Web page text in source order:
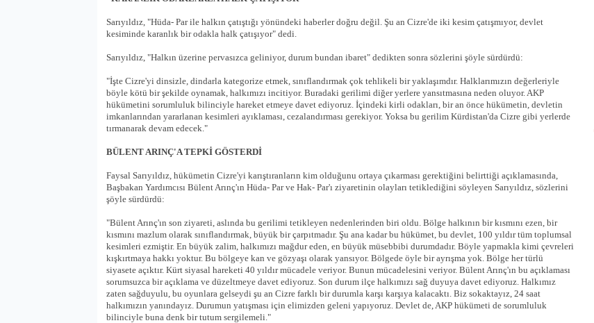
Sarıyıldız, "Hüda- Par ile halkın çatıştığı yönündeki haberler doğru değil. Şu an Cizre'de iki kesim çatışmıyor, devlet
kesiminde karanlık bir odakla halk çatışıyor" dedi.
Sarıyıldız, "Halkın üzerine pervasızca geliniyor, durum bundan ibaret" dedikten sonra sözlerini şöyle sürdürdü:
"İşte Cizre'yi dinsizle, dindarla kategorize etmek, sınıflandırmak çok tehlikeli bir yaklaşımdır. Halklarımızın değerleriyle
böyle kötü bir şekilde oynamak, halkımızı incitiyor. Buradaki gerilimi diğer yerlere yansıtmasına neden oluyor. AKP
hükümetini sorumluluk bilinciyle hareket etmeye davet ediyoruz. İçindeki kirli odakları, bir an önce hükümetin, devletin
imkanlarından yararlanan kesimleri ayıklaması, cezalandırması gerekiyor. Yoksa bu gerilim Kürdistan'da Cizre gibi yerlerde
tırmanarak devam edecek."
BÜLENT ARINÇ'A TEPKİ GÖSTERDİ
Faysal Sarıyıldız, hükümetin Cizre'yi karıştıranların kim olduğunu ortaya çıkarması gerektiğini belirttiği açıklamasında,
Başbakan Yardımcısı Bülent Arınç'ın Hüda- Par ve Hak- Par'ı ziyaretinin olayları tetiklediğini söyleyen Sarıyıldız, sözlerini
şöyle sürdürdü:
"Bülent Arınç'ın son ziyareti, aslında bu gerilimi tetikleyen nedenlerinden biri oldu. Bölge halkının bir kısmını ezen, bir
kısmını mazlum olarak sınıflandırmak, büyük bir çarpıtmadır. Şu ana kadar bu hükümet, bu devlet, 100 yıldır tüm toplumsal
kesimleri ezmiştir. En büyük zalim, halkımızı mağdur eden, en büyük müsebbibi durumdadır. Böyle yapmakla kimi çevreleri
kışkırtmaya hakkı yoktur. Bu bölgeye kan ve gözyaşı olarak yansıyor. Bölgede öyle bir ayrışma yok. Bölge her türlü
siyasete açıktır. Kürt siyasal hareketi 40 yıldır mücadele veriyor. Bunun mücadelesini veriyor. Bülent Arınç'ın bu açıklaması
sorumsuzca bir açıklama ve düzeltmeye davet ediyoruz. Son durum ilçe halkımızı sağ duyuya davet ediyoruz. Halkımız
zaten sağduyulu, bu oyunlara gelseydi şu an Cizre farklı bir durumla karşı karşıya kalacaktı. Biz sokaktayız, 24 saat
halkımızın yanındayız. Durumun yatışması için elimizden geleni yapıyoruz. Devlet de, AKP hükümeti de sorumluluk
bilinciyle buna denk bir tutum sergilemeli."
Diyarbakır'da kadın cinayeti
Güncel